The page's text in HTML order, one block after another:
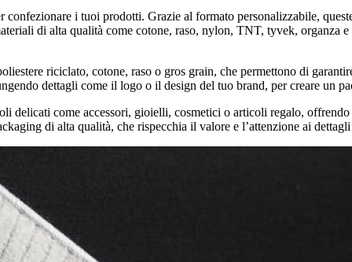
confezionare i tuoi prodotti. Grazie al formato personalizzabile,
di alta qualità come cotone, raso, nylon, TNT, tyvek, organza
riciclato, cotone, raso o gros grain, che permettono di
dettagli come il logo o il design del tuo brand, per creare un
delicati come accessori, gioielli, cosmetici o articoli regalo,
di alta qualità, che rispecchia il valore e l’attenzione ai